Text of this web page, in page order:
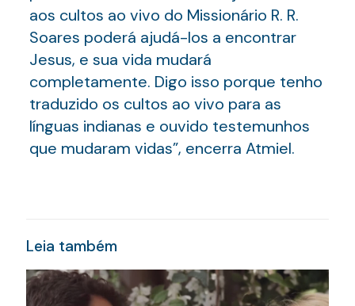
aos cultos ao vivo do Missionário R. R.
Soares poderá ajudá-los a encontrar
Jesus, e sua vida mudará
completamente. Digo isso porque tenho
traduzido os cultos ao vivo para as
línguas indianas e ouvido testemunhos
que mudaram vidas”, encerra Atmiel.
Leia também